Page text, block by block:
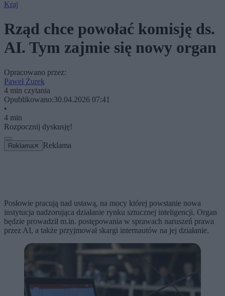
Kraj
Rząd chce powołać komisję ds.
AI. Tym zajmie się nowy organ
Opracowano przez:
Paweł Żurek
4 min czytania
Opublikowano:30.04.2026 07:41
•
4 min
Rozpocznij dyskusję!
Reklama ✕ Reklama
Posłowie pracują nad ustawą, na mocy której powstanie nowa
instytucja nadzorująca działanie rynku sztucznej inteligencji. Organ
będzie prowadził m.in. postępowania w sprawach naruszeń prawa
przez AI, a także przyjmował skargi internautów na jej działanie.